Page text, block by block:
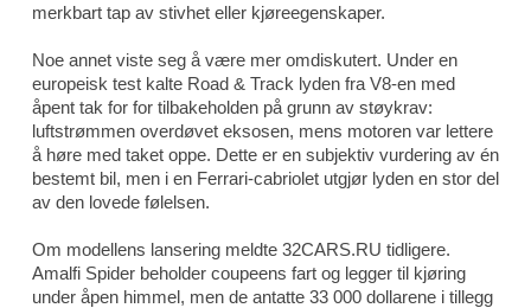
merkbart tap av stivhet eller kjøreegenskaper.
Noe annet viste seg å være mer omdiskutert. Under en
europeisk test kalte Road & Track lyden fra V8-en med
åpent tak for for tilbakeholden på grunn av støykrav:
luftstrømmen overdøvet eksosen, mens motoren var lettere
å høre med taket oppe. Dette er en subjektiv vurdering av én
bestemt bil, men i en Ferrari-cabriolet utgjør lyden en stor del
av den lovede følelsen.
Om modellens lansering meldte 32CARS.RU tidligere.
Amalfi Spider beholder coupeens fart og legger til kjøring
under åpen himmel, men de antatte 33 000 dollarene i tillegg